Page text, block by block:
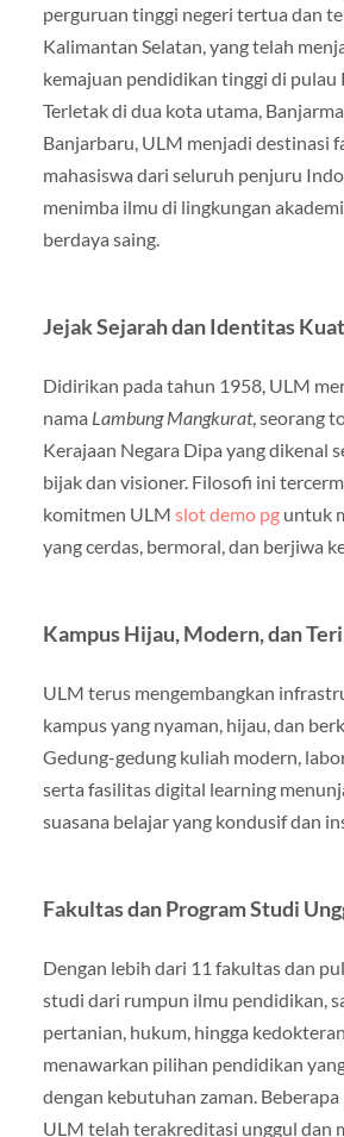
perguruan tinggi negeri tertua dan
Kalimantan Selatan, yang telah
kemajuan pendidikan tinggi di pulau
Terletak di dua kota utama,
Banjarbaru, ULM menjadi destinasi
mahasiswa dari seluruh penjuru
menimba ilmu di lingkungan
berdaya saing.
Jejak Sejarah dan Identitas Kuat
Didirikan pada tahun 1958, ULM
nama Lambung Mangkurat, seorang
Kerajaan Negara Dipa yang dikenal
bijak dan visioner. Filosofi ini
komitmen ULM slot demo pguntuk
yang cerdas, bermoral, dan berjiwa
Kampus Hijau, Modern, dan
ULM terus mengembangkan
kampus yang nyaman, hijau, dan
Gedung-gedung kuliah modern,
serta fasilitas digital learning
suasana belajar yang kondusif dan
Fakultas dan Program Studi
Dengan lebih dari 11 fakultas dan
studi dari rumpun ilmu pendidikan,
pertanian, hukum, hingga
menawarkan pilihan pendidikan
dengan kebutuhan zaman.
ULM telah terakreditasi unggul dan